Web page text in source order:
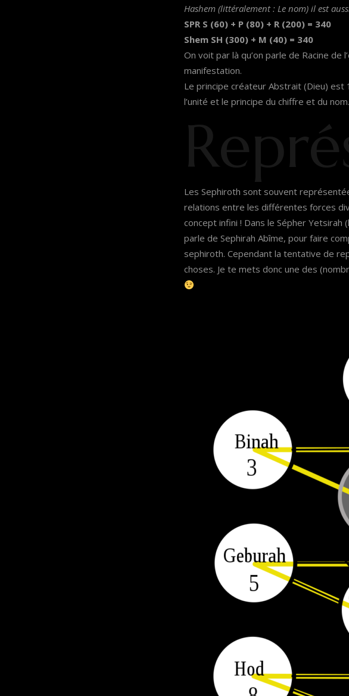
Hashem (littéralement : Le nom) il est
SPR S (60) + P (80) + R (200) = 340
Shem SH (300) + M (40) = 340
On voit par là qu’on parle de Racine de
manifestation.
Le principe créateur Abstrait (Dieu)
l’unité et le principe du chiffre et du nom.
Les Sephiroth sont souvent
relations entre les différentes forces
concept infini ! Dans le Sépher
parle de Sephirah Abîme, pour faire
sephiroth. Cependant la tentative de
choses. Je te mets donc une des